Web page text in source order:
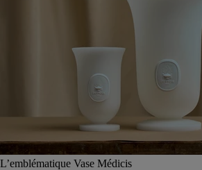
L’emblématique Vase Médicis